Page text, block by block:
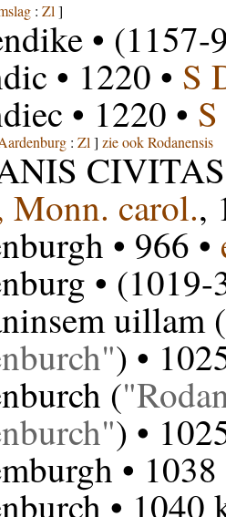
: Zl ]
• (1157-
• 1220 • S
• 1220 •
: Zl ] zie ook Rodanensis
CIVITAS
Monn. carol.,
• 966 •
•
uillam(
) •
(
) •
•
• 1040